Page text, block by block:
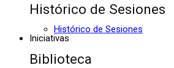
Histórico de Sesiones
Histórico de Sesiones
Iniciativas
Biblioteca